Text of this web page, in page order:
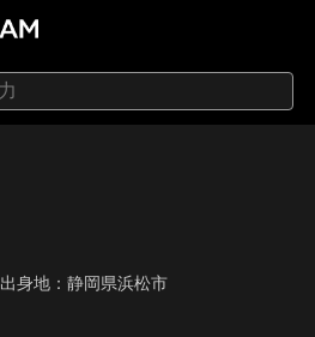
出身地：静岡県浜松市